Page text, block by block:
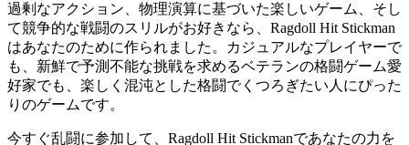
過剰なアクション、物理演算に基づいた楽しいゲーム、そし
て競争的な戦闘のスリルがお好きなら、Ragdoll Hit Stickman
はあなたのために作られました。カジュアルなプレイヤーで
も、新鮮で予測不能な挑戦を求めるベテランの格闘ゲーム愛
好家でも、楽しく混沌とした格闘でくつろぎたい人にぴった
りのゲームです。
今すぐ乱闘に参加して、Ragdoll Hit Stickmanであなたの力を